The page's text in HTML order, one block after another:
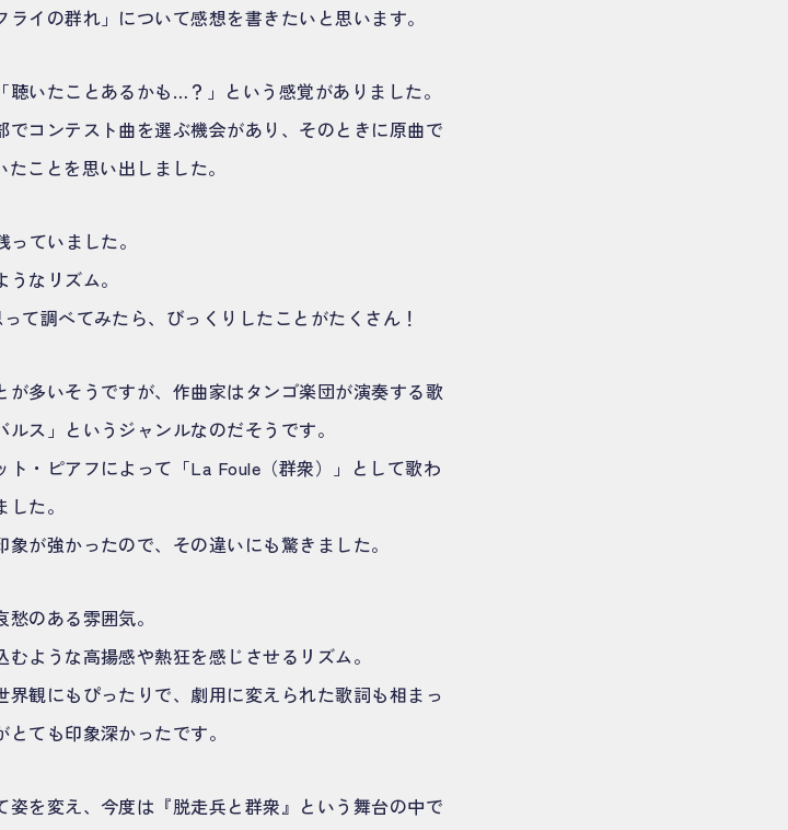
イの群れ」について感想を書きたいと思います。
聴いたことあるかも…？」という感覚がありました。
コンテスト曲を選ぶ機会があり、そのときに原曲で
ことを思い出しました。
っていました。
なリズム。
て調べてみたら、びっくりしたことがたくさん！
多いそうですが、作曲家はタンゴ楽団が演奏する歌
ス」というジャンルなのだそうです。
・ピアフによって「La Foule（群衆）」として歌わ
した。
が強かったので、その違いにも驚きました。
愁のある雰囲気。
ような高揚感や熱狂を感じさせるリズム。
観にもぴったりで、劇用に変えられた歌詞も相まっ
ても印象深かったです。
を変え、今度は『脱走兵と群衆』という舞台の中で